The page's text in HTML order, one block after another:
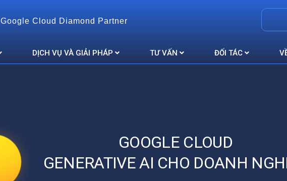
Google Cloud Diamond Partner
DỊCH VỤ VÀ GIẢI PHÁP TƯ VẤN ĐỐI TÁC
GOOGLE CLOUD
GENERATIVE AI CHO DOANH